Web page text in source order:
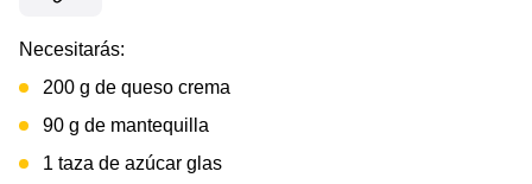
Necesitarás:
200 g de queso crema
90 g de mantequilla
1 taza de azúcar glas